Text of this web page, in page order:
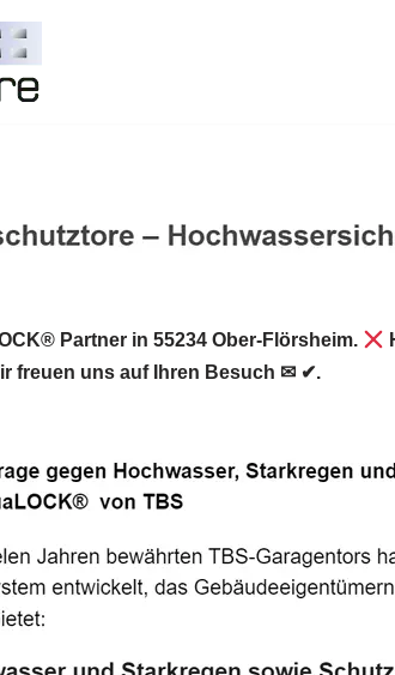
Partner in 55234 Ober-Flörsheim.
freuen uns auf Ihren Besuch ✉ ✔.